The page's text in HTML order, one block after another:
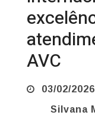
AVC
03/02/2026
Silvana